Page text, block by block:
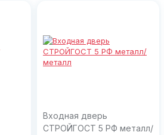
Входная дверь
СТРОЙГОСТ 5 РФ металл/